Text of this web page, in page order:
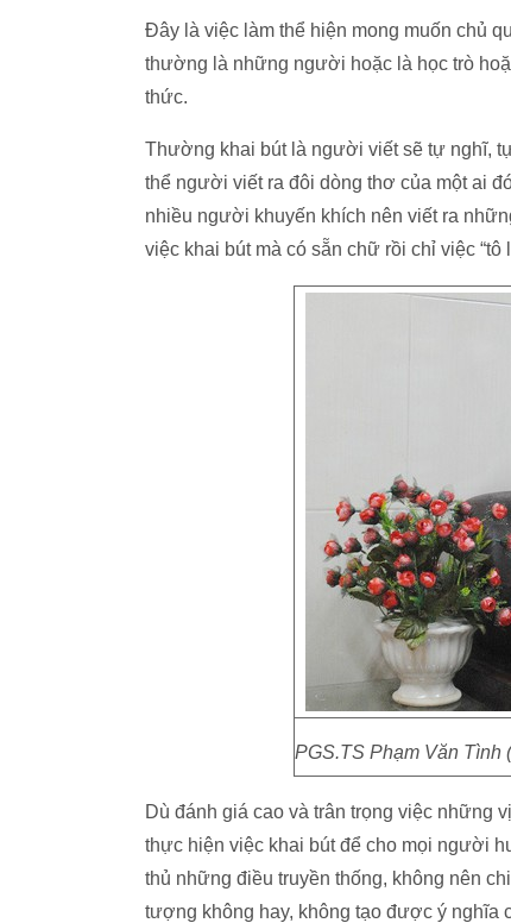
Đây là việc làm thể hiện mong muốn chủ
thường là những người hoặc là học trò
thức.
Thường khai bút là người viết sẽ tự nghĩ,
thể người viết ra đôi dòng thơ của một ai
nhiều người khuyến khích nên viết ra
việc khai bút mà có sẵn chữ rồi chỉ việc “tô
PGS.TS Phạm Văn Tình
Dù đánh giá cao và trân trọng việc những
thực hiện việc khai bút để cho mọi người
thủ những điều truyền thống, không nên
tượng không hay, không tạo được ý nghĩa